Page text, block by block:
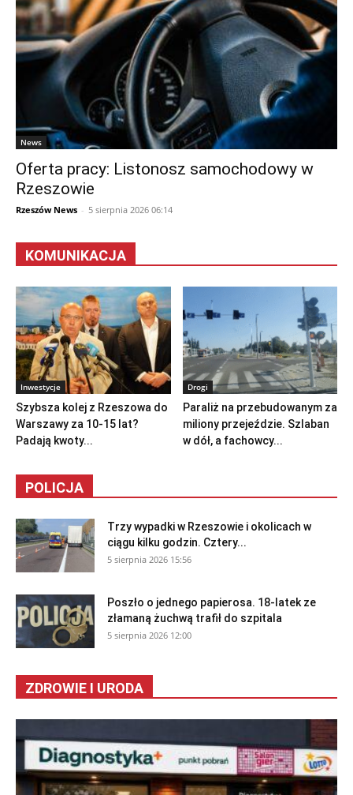
News
Oferta pracy: Listonosz samochodowy w
Rzeszowie
Rzeszów News - 5 sierpnia 2026 06:14
KOMUNIKACJA
Inwestycje
Szybsza kolej z Rzeszowa do
Warszawy za 10-15 lat?
Padają kwoty...
Drogi
Paraliż na przebudowanym za
miliony przejeździe. Szlaban
w dół, a fachowcy...
POLICJA
Trzy wypadki w Rzeszowie i okolicach w
ciągu kilku godzin. Cztery...
5 sierpnia 2026 15:56
Poszło o jednego papierosa. 18-latek ze
złamaną żuchwą trafił do szpitala
5 sierpnia 2026 12:00
ZDROWIE I URODA